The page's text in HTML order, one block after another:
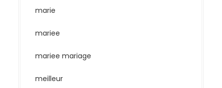
marie
mariee
mariee mariage
meilleur